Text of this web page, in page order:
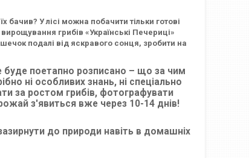
бачив? У лісі можна побачити тільки готові
грибів «Українські Печериці»
подалі від яскравого сонця, зробити на
буде поетапно розписано – що за чим
ні особливих знань, ні спеціально
за ростом грибів, фотографувати
з'явиться вже через 10-14 днів!
до природи навіть в домашніх